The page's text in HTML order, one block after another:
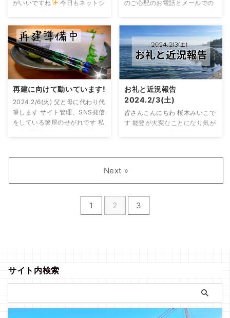
がら将来のビジョンや計画を少
しづつ構築することが出来まし
た 私自身「メルカリ・ヤフオク
等」の物販をかじった程度のキ
ャリアでしたから、 ...
産の目途が立たないので現品限
りのお商売になります
は2/16(金)の12：00～です！
今のところの商品の内訳は 本漆
...
がいいですね
今日もネットシ
倉庫の二階です 全部一気に出品
は出来なくて、少しずつの販売
になると思います ごめんなさい
わちゃわちゃな状態ですが、
包み隠さずリアルに掲載してい
きます 大事に育てた「お箸」が
少しずつでも売れてくれたら嬉
しいな
父も母もご覧のように
元気です！ ご心配お掛けして申
し訳ございません
今週、ネッ
トショップはopen出来ると思い
ません
簡単なブログですが最
のご心配のお電話とメールでの
気いっぱいです
は、近年病気を患ってました
が、ここ最近は食欲旺盛で逆に
絶好調！ 朝からうるさいくらい
に喋り倒しています
震災から
もう40日、輪島の震災後の景色
はあの時のままですが着々と再
建に向けて動いています 震災後
の今、こうなってしまった以
上、悔やんで泣いても元には戻
らないので思考を前向きにポジ
の報告と方向性をご説明するに
再建に向けて動いています!
2024.2/6(火) 父と母に代わり代
筆します サイト管理、SNS発信
をしている箸屋のせがれです 私
いのですが現在の輪島市内は
いる感じがしました 国、県、自
衛隊、警察、レスキュー隊、ボ
島に帰るたびに子供の頃に遊ん
だ「あの場所 ...
お礼と近況報告
2024.2/3(土)
皆さんこんにちわ 桜木みいこで
す 能登が大変なことになり気が
肺腺癌の抗癌剤の副作用も落ち
着き、おかげ様でとても元気で
やかましいくらいです
つではありますが、再建に向け
て歩き出している中、このHPを
1 2 3
Next »
サイト内検索